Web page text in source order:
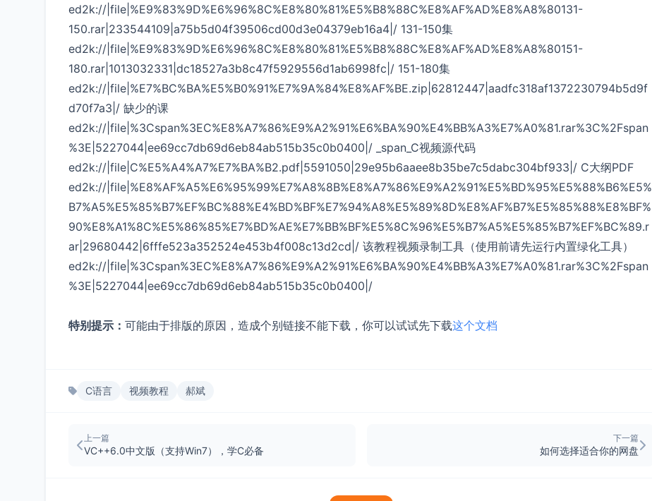
ed2k://|file|%E9%83%9D%E6%96%8C%E8%80%81%E5%B8%88C%E8%AF%AD%E8%A8%80131-
150.rar|233544109|a75b5d04f39506cd00d3e04379eb16a4|/ 131-150集
ed2k://|file|%E9%83%9D%E6%96%8C%E8%80%81%E5%B8%88C%E8%AF%AD%E8%A8%80151-
180.rar|1013032331|dc18527a3b8c47f5929556d1ab6998fc|/ 151-180集
ed2k://|file|%E7%BC%BA%E5%B0%91%E7%9A%84%E8%AF%BE.zip|62812447|aadfc318af1372230794b5d9f
d70f7a3|/ 缺少的课
ed2k://|file|%3Cspan%3EC%E8%A7%86%E9%A2%91%E6%BA%90%E4%BB%A3%E7%A0%81.rar%3C%2Fspan
%3E|5227044|ee69cc7db69d6eb84ab515b35c0b0400|/ _span_C视频源代码
ed2k://|file|C%E5%A4%A7%E7%BA%B2.pdf|5591050|29e95b6aaee8b35be7c5dabc304bf933|/ C大纲PDF
ed2k://|file|%E8%AF%A5%E6%95%99%E7%A8%8B%E8%A7%86%E9%A2%91%E5%BD%95%E5%88%B6%E5%
B7%A5%E5%85%B7%EF%BC%88%E4%BD%BF%E7%94%A8%E5%89%8D%E8%AF%B7%E5%85%88%E8%BF%
90%E8%A1%8C%E5%86%85%E7%BD%AE%E7%BB%BF%E5%8C%96%E5%B7%A5%E5%85%B7%EF%BC%89.r
ar|29680442|6fffe523a352524e453b4f008c13d2cd|/ 该教程视频录制工具（使用前请先运行内置绿化工具）
ed2k://|file|%3Cspan%3EC%E8%A7%86%E9%A2%91%E6%BA%90%E4%BB%A3%E7%A0%81.rar%3C%2Fspan
%3E|5227044|ee69cc7db69d6eb84ab515b35c0b0400|/
特别提示： 可能由于排版的原因，造成个别链接不能下载，你可以试试先下载这个文档
C语言 视频教程 郝斌
上一篇
VC++6.0中文版（支持Win7），学C必备
下一篇
如何选择适合你的网盘